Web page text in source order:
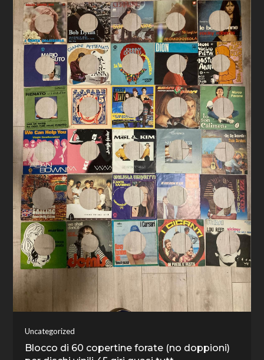
Uncategorized
Blocco di 60 copertine forate (no doppioni)